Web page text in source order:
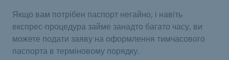
Якщо вам потрібен паспорт негайно, і навіть
експрес-процедура займе занадто багато часу, ви
можете подати заяву на оформлення тимчасового
паспорта в терміновому порядку.